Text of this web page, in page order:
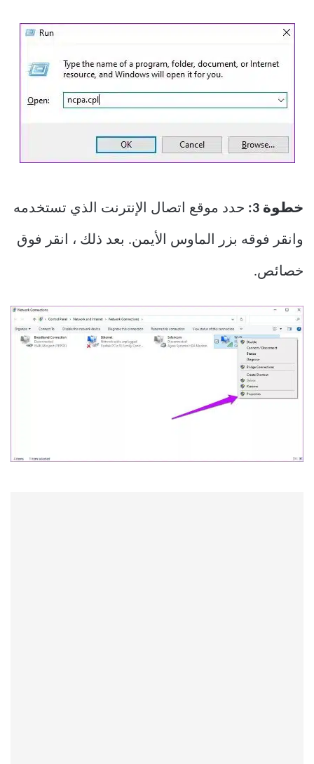
خطوة 3: حدد موقع اتصال الإنترنت الذي تستخدمه
وانقر فوقه بزر الماوس الأيمن. بعد ذلك ، انقر فوق
خصائص.